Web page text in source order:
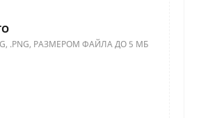
.PNG, РАЗМЕРОМ ФАЙЛА ДО 5 МБ